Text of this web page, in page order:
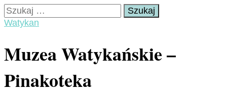
Szukaj:
Watykan
Muzea Watykańskie –
Pinakoteka